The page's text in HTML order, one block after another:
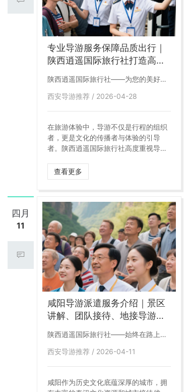
专业导游服务保障品质出行｜
陕西逍遥国际旅行社打造高标
准讲解团队
陕西逍遥国际旅行社——为您的美好出
西安导游推荐 / 2026-04-28
在旅游体验中，导游不仅是行程的组织
者，更是文化的传播者与体验的引导
者。陕西逍遥国际旅行社高度重视导游
化、高素质的导游服务团队，为客户提
供全程高品质讲解与贴心服务。 无论是
是商务接待与团队旅游，均可匹配经验
丰富的导游人员，确保行程顺畅、内容
丰富、体验升级。
查看更多
四月
11
咸阳导游派遣服务介绍｜景区
讲解、团队接待、地接导游安
陕西逍遥国际旅行社——始终在路上，
西安导游推荐 / 2026-04-11
咸阳作为历史文化底蕴深厚的城市，拥